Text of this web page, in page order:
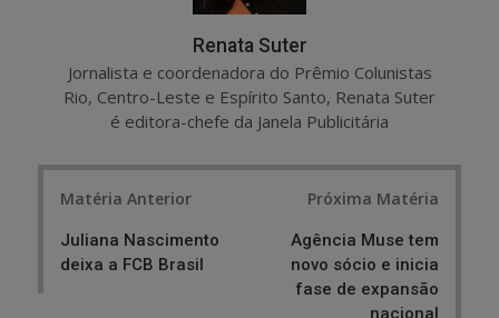
Renata Suter
Jornalista e coordenadora do Prêmio Colunistas
Rio, Centro-Leste e Espírito Santo, Renata Suter
é editora-chefe da Janela Publicitária
Matéria Anterior
Juliana Nascimento
deixa a FCB Brasil
Próxima Matéria
Agência Muse tem
novo sócio e inicia
fase de expansão
nacional